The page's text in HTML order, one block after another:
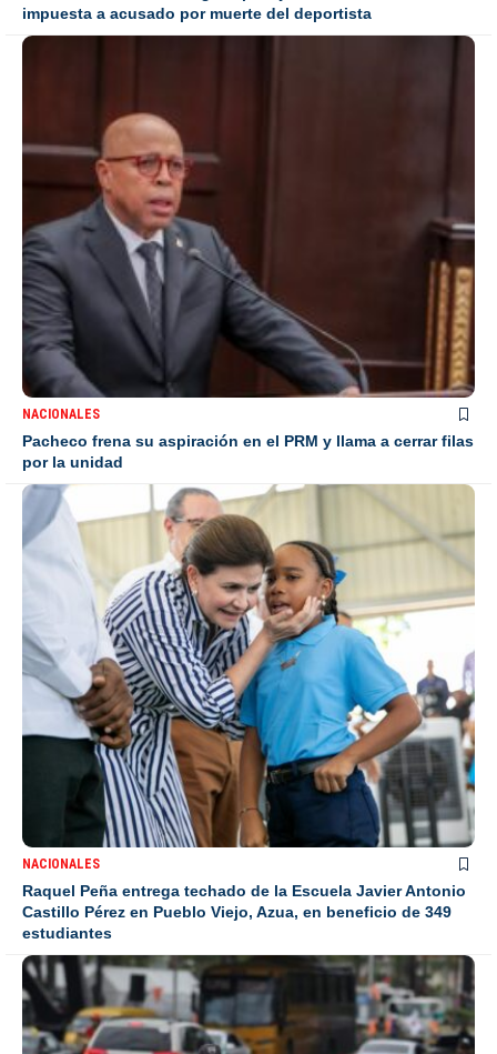
impuesta a acusado por muerte del deportista
NACIONALES
Pacheco frena su aspiración en el PRM y llama a cerrar filas
por la unidad
NACIONALES
Raquel Peña entrega techado de la Escuela Javier Antonio
Castillo Pérez en Pueblo Viejo, Azua, en beneficio de 349
estudiantes